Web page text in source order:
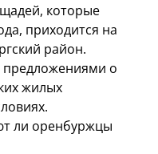
которые
приходится на
район.
предложениями о
жилых
ли оренбуржцы